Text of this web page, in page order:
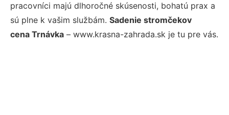
pracovníci majú dlhoročné skúsenosti, bohatú prax a
sú plne k vašim službám. Sadenie stromčekov
cena Trnávka – www.krasna-zahrada.sk je tu pre vás.